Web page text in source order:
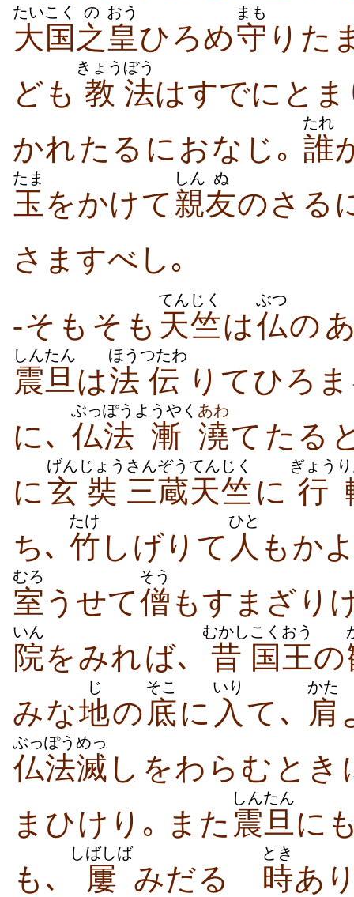
大国
たいこく
之
の
皇
おう
ひろめ守
まも
り​た
ども 教
きょう
法
ぼう
は​すでに​と
かれ​たる​に​おなじ｡ 誰
たれ
玉
たま
を​かけ​て 親
しん
友
ぬ
の​さる​
さます​べし｡
-そもそも 天竺
てんじく
は仏
ぶつ
の​
震旦
しんたん
は法
ほう
伝
つたわ
り​て​ひろ
に､ 仏法
ぶっぽう
漸
ようやく
澆
あわ
て​たる​
に玄
げん
奘
じょう
三蔵
さんぞう
天竺
てんじく
に 行
ぎょう
ち､ 竹
たけ
しげり​て 人
ひと
も​か
室
むろ
うせ​て僧
そう
も​すま​ざり​
院
いん
を​みれ​ば､ 昔
むかし
国王
こくおう
の
みな地
じ
の 底
そこ
に 入
いり
て､ 肩
かた
仏法
ぶっぽう
滅
めっ
し​をわら​む​と
まひ​けり｡ また 震旦
しんたん
に
も､
屢
しばしば
みだるゝ 時
とき
あ